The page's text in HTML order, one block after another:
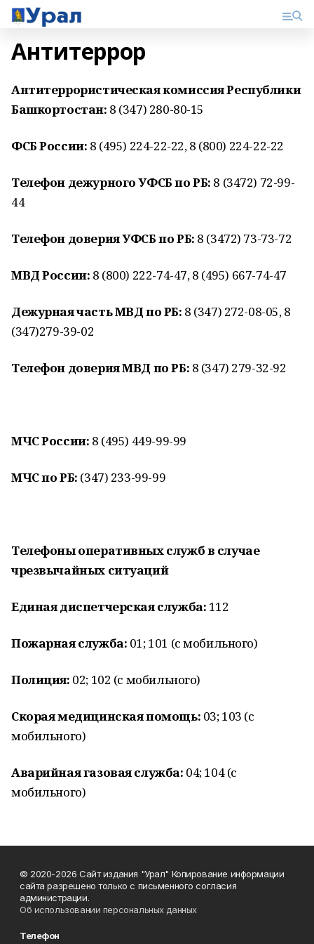
Антитеррор
Антитеррористическая комиссия Республики
Башкортостан: 8 (347) 280-80-15
ФСБ России: 8 (495) 224-22-22, 8 (800) 224-22-22
Телефон дежурного УФСБ по РБ: 8 (3472) 72-99-
44
Телефон доверия УФСБ по РБ: 8 (3472) 73-73-72
МВД России: 8 (800) 222-74-47, 8 (495) 667-74-47
Дежурная часть МВД по РБ: 8 (347) 272-08-05, 8
(347)279-39-02
Телефон доверия МВД по РБ: 8 (347) 279-32-92
МЧС России: 8 (495) 449-99-99
МЧС по РБ: (347) 233-99-99
Телефоны оперативных служб в случае
чрезвычайных ситуаций
Единая диспетчерская служба: 112
Пожарная служба: 01; 101 (с мобильного)
Полиция: 02; 102 (с мобильного)
Скорая медицинская помощь: 03; 103 (с
мобильного)
Аварийная газовая служба: 04; 104 (с
мобильного)
© 2020-2026 Сайт издания "Урал" Копирование информации
сайта разрешено только с письменного согласия
администрации.
Об использовании персональных данных
Телефон